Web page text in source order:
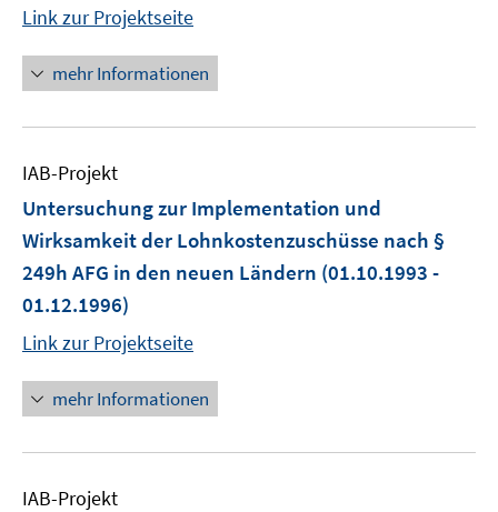
Link zur Projektseite
mehr Informationen
IAB-Projekt
Untersuchung zur Implementation und
Wirksamkeit der Lohnkostenzuschüsse nach §
249h AFG in den neuen Ländern (01.10.1993 -
01.12.1996)
Link zur Projektseite
mehr Informationen
IAB-Projekt